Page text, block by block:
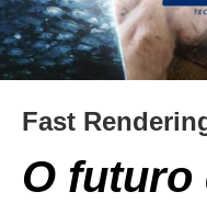
Fast
O futuro